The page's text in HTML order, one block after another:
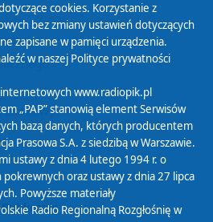
osobowych
cookies. Korzystanie z
bez zmiany ustawień dotyczących
zapisane w pamięci urządzenia.
w naszej Polityce prywatności
www.radiopik.pl
„PAP” stanowią element Serwisów
bazą danych, których producentem
Prasowa S.A. z siedzibą w Warszawie.
ustawy z dnia 4 lutego 1994 r. o
oraz ustawy z dnia 27 lipca
Powyższe materiały
Radio Regionalną Rozgłośnię w